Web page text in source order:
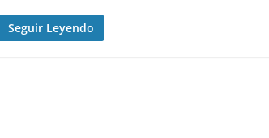
Seguir Leyendo